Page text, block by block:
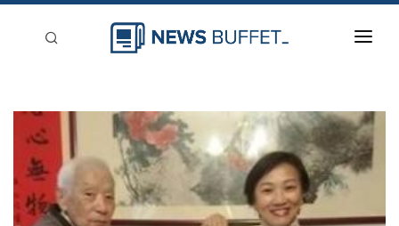
新聞稿分類
登入
刊登